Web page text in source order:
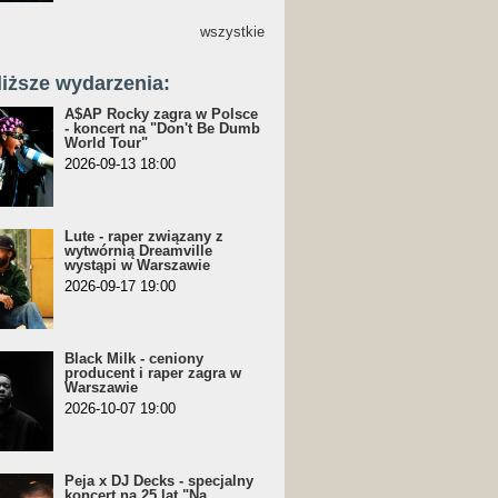
wszystkie
wydarzenia:
A$AP Rocky zagra w Polsce
- koncert na "Don't Be Dumb
World Tour"
2026-09-13 18:00
Lute - raper związany z
wytwórnią Dreamville
wystąpi w Warszawie
2026-09-17 19:00
Black Milk - ceniony
producent i raper zagra w
Warszawie
2026-10-07 19:00
Peja x DJ Decks - specjalny